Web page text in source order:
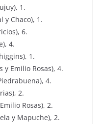
1.
y Chaco), 1.
6.
4.
1.
Emilio Rosas), 4.
4.
2.
Rosas), 2.
y Mapuche), 2.